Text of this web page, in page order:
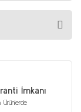
İmkanı
Ürünlerde